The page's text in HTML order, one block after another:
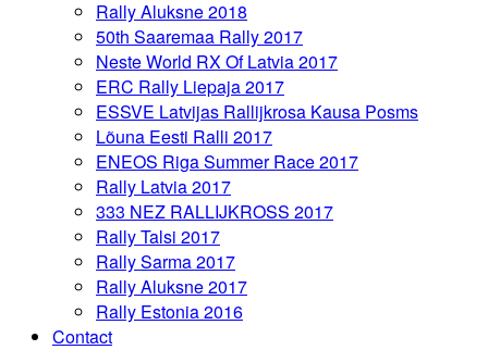
Rally Aluksne 2018
50th Saaremaa Rally 2017
Neste World RX Of Latvia 2017
ERC Rally Liepaja 2017
ESSVE Latvijas Rallijkrosa Kausa Posms
Lõuna Eesti Ralli 2017
ENEOS Riga Summer Race 2017
Rally Latvia 2017
333 NEZ RALLIJKROSS 2017
Rally Talsi 2017
Rally Sarma 2017
Rally Aluksne 2017
Rally Estonia 2016
Contact